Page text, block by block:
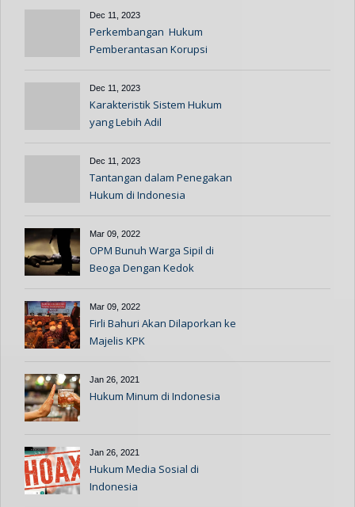
Dec 11, 2023
Perkembangan Hukum
Pemberantasan Korupsi
Dec 11, 2023
Karakteristik Sistem Hukum
yang Lebih Adil
Dec 11, 2023
Tantangan dalam Penegakan
Hukum di Indonesia
Mar 09, 2022
OPM Bunuh Warga Sipil di
Beoga Dengan Kedok
Mar 09, 2022
Firli Bahuri Akan Dilaporkan ke
Majelis KPK
Jan 26, 2021
Hukum Minum di Indonesia
Jan 26, 2021
Hukum Media Sosial di
Indonesia